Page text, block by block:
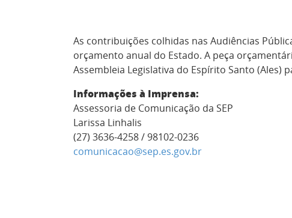
As contribuições colhidas nas Audiências
orçamento anual do Estado. A peça
Assembleia Legislativa do Espírito Santo (Ales)
Informações à Imprensa:
Assessoria de Comunicação da SEP
Larissa Linhalis
(27) 3636-4258 / 98102-0236
comunicacao@sep.es.gov.br